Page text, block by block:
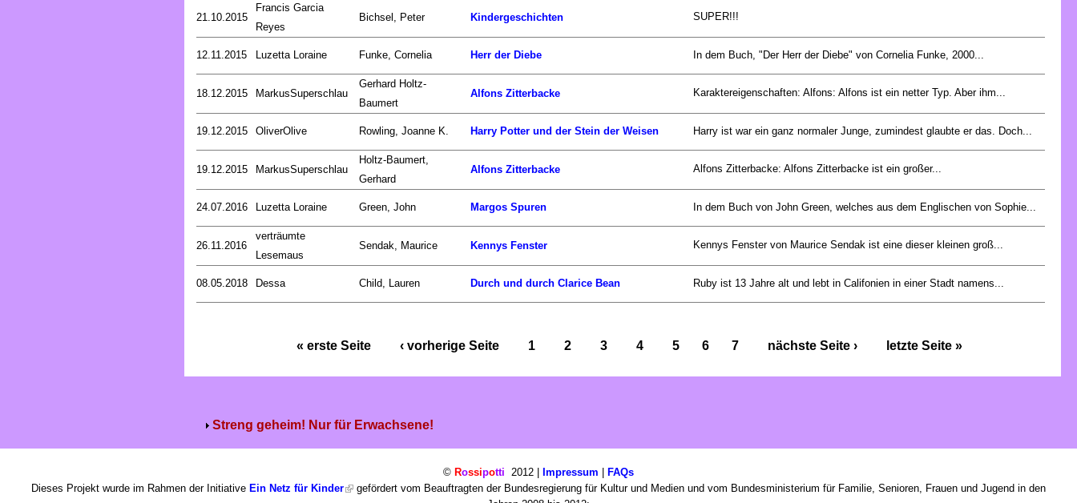
21.10.2015
Francis Garcia
Reyes
Bichsel, Peter Kindergeschichten SUPER!!!
12.11.2015 Luzetta Loraine Funke, Cornelia Herr der Diebe In dem Buch, "Der Herr der Diebe" von Cornelia Funke, 2000...
18.12.2015 MarkusSuperschlau
Gerhard Holtz-
Baumert
Alfons Zitterbacke Karaktereigenschaften: Alfons: Alfons ist ein netter Typ. Aber ihm...
19.12.2015 OliverOlive Rowling, Joanne K. Harry Potter und der Stein der Weisen Harry ist war ein ganz normaler Junge, zumindest glaubte er das. Doch...
19.12.2015 MarkusSuperschlau
Holtz-Baumert,
Gerhard
Alfons Zitterbacke Alfons Zitterbacke: Alfons Zitterbacke ist ein großer...
24.07.2016 Luzetta Loraine Green, John Margos Spuren In dem Buch von John Green, welches aus dem Englischen von Sophie...
26.11.2016
verträumte
Lesemaus
Sendak, Maurice Kennys Fenster Kennys Fenster von Maurice Sendak ist eine dieser kleinen groß...
08.05.2018 Dessa Child, Lauren Durch und durch Clarice Bean Ruby ist 13 Jahre alt und lebt in Califonien in einer Stadt namens...
« erste Seite ‹ vorherige Seite 1 2 3 4 5 6 7 nächste Seite › letzte Seite »
Streng geheim! Nur für Erwachsene!
© Rossipotti 2012 | Impressum | FAQs
Dieses Projekt wurde im Rahmen der Initiative Ein Netz für Kinder
gefördert vom Beauftragten der Bundesregierung für Kultur und Medien und vom Bundesministerium für Familie, Senioren, Frauen und Jugend in den